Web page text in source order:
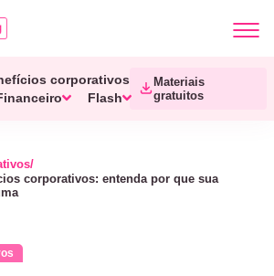
corporativos
Flash
Materiais
gratuitos
corporativos: entenda por que sua